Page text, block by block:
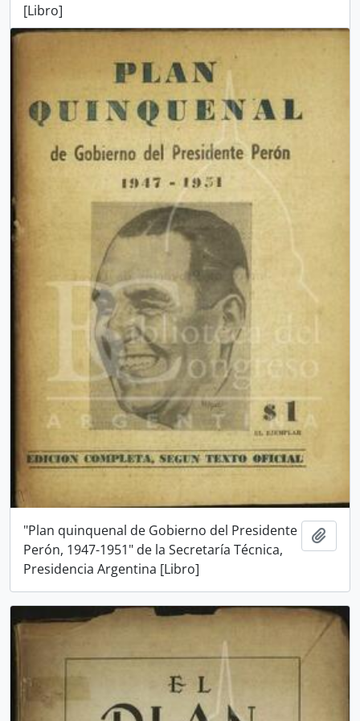
[Libro]
"Plan quinquenal de Gobierno del Presidente
Perón, 1947-1951" de la Secretaría Técnica,
Presidencia Argentina [Libro]